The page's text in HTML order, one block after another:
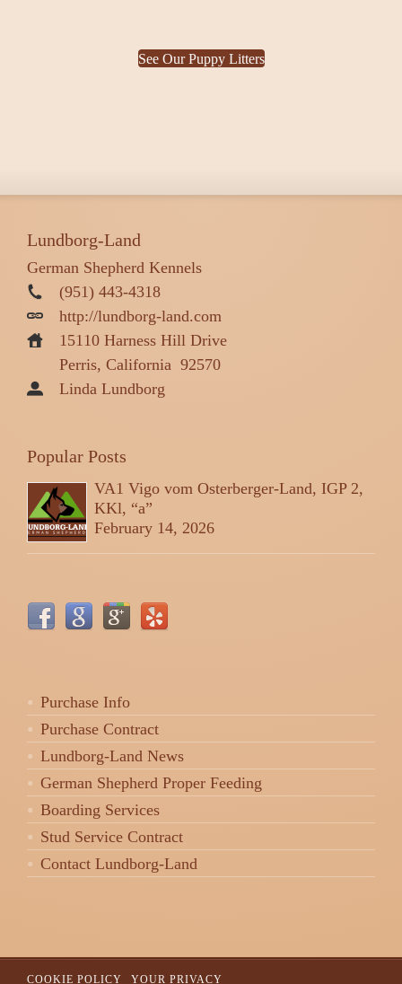
See Our Puppy Litters
Lundborg-Land
German Shepherd Kennels
(951) 443-4318
http://lundborg-land.com
15110 Harness Hill Drive
Perris, California 92570
Linda Lundborg
Popular Posts
VA1 Vigo vom Osterberger-Land, IGP 2,
KKl, “a”
February 14, 2026
Purchase Info
Purchase Contract
Lundborg-Land News
German Shepherd Proper Feeding
Boarding Services
Stud Service Contract
Contact Lundborg-Land
COOKIE POLICY YOUR PRIVACY